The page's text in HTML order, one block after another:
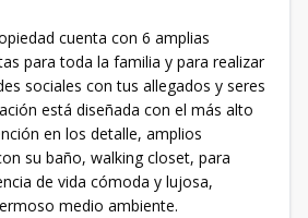
cuenta con 6 amplias
para toda la familia y para realizar
sociales con tus allegados y seres
está diseñada con el más alto
en los detalle, amplios
su baño, walking closet, para
de vida cómoda y lujosa,
medio ambiente.